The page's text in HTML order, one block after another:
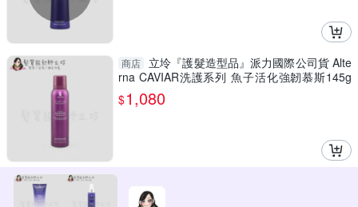
商店
立坽『護髮造型品』派力國際公司貨 Alte
rna CAVIAR洗護系列 魚子活化強韌慕斯145g
HH03 HM03
$1,080